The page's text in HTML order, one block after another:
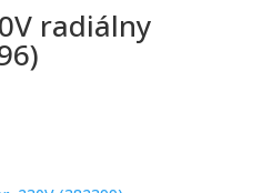
radiálny